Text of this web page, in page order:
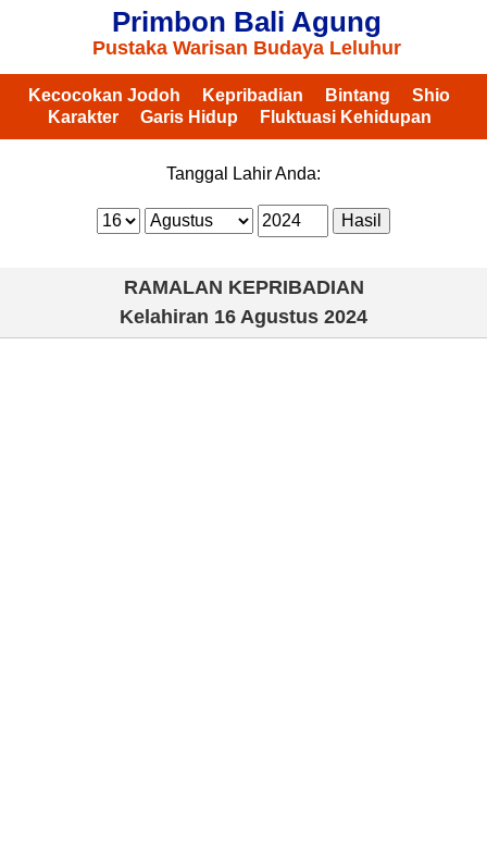
Primbon Bali Agung
Pustaka Warisan Budaya Leluhur
Kecocokan Jodoh Kepribadian Bintang
Shio
Karakter
Garis Hidup Fluktuasi Kehidupan
Tanggal Lahir Anda:
RAMALAN KEPRIBADIAN
Kelahiran 16 Agustus 2024